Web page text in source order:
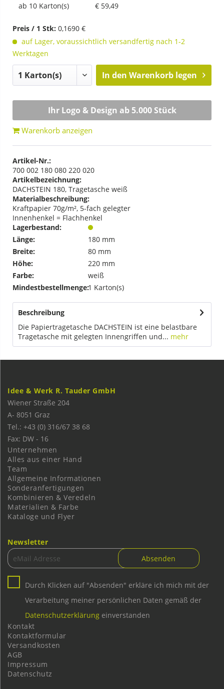
ab 10 Karton(s) € 59,49
Preis / 1 Stk: 0,1690 €
auf Lager, voraussichtlich versandfertig nach 1-2
Werktagen
In den Warenkorb legen
Ihr Logo & Design ab 5.000 Stück
Warenkorb anzeigen
Artikel-Nr.:
700 002 180 080 220 020
Artikelbezeichnung:
DACHSTEIN 180, Tragetasche weiß
Materialbeschreibung:
Kraftpapier 70g/m², 5-fach gelegter
Innenhenkel = Flachhenkel
Lagerbestand:
Länge:
180 mm
Breite:
80 mm
Höhe:
220 mm
Farbe:
weiß
Mindestbestellmenge:1 Karton(s)
Beschreibung
Die Papiertragetasche DACHSTEIN ist eine belastbare
Tragetasche mit gelegten Innengriffen und... mehr
Idee & Werk R. Tauder GmbH
Wiener Straße 204
A- 8051 Graz
Tel.: +43 (0) 316/67 38 68
Fax: DW - 16
Unternehmen
Alles aus einer Hand
Team
Allgemeine Informationen
Sonderanfertigungen
Kombinieren & Veredeln
Materialien & Farbe
Kataloge und Flyer
Newsletter
Durch Klicken auf "Absenden" erkläre ich mich mit der
Verarbeitung meiner persönlichen Daten gemäß der
Datenschutzerklärung einverstanden
Kontakt
Kontaktformular
Versandkosten
AGB
Impressum
Datenschutz